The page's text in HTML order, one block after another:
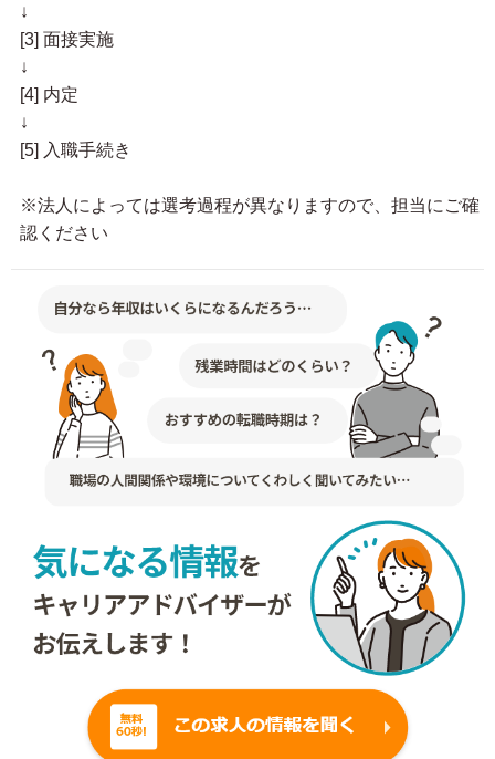
↓
[3] 面接実施
↓
[4] 内定
↓
[5] 入職手続き
※法人によっては選考過程が異なりますので、担当にご確
認ください